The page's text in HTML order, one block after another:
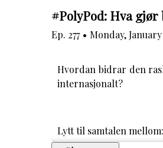
#PolyPod: Hva
Ep. 277 • Monday, January
Hvordan bidrar den
internasjonalt?
Lytt til samtalen mellom: